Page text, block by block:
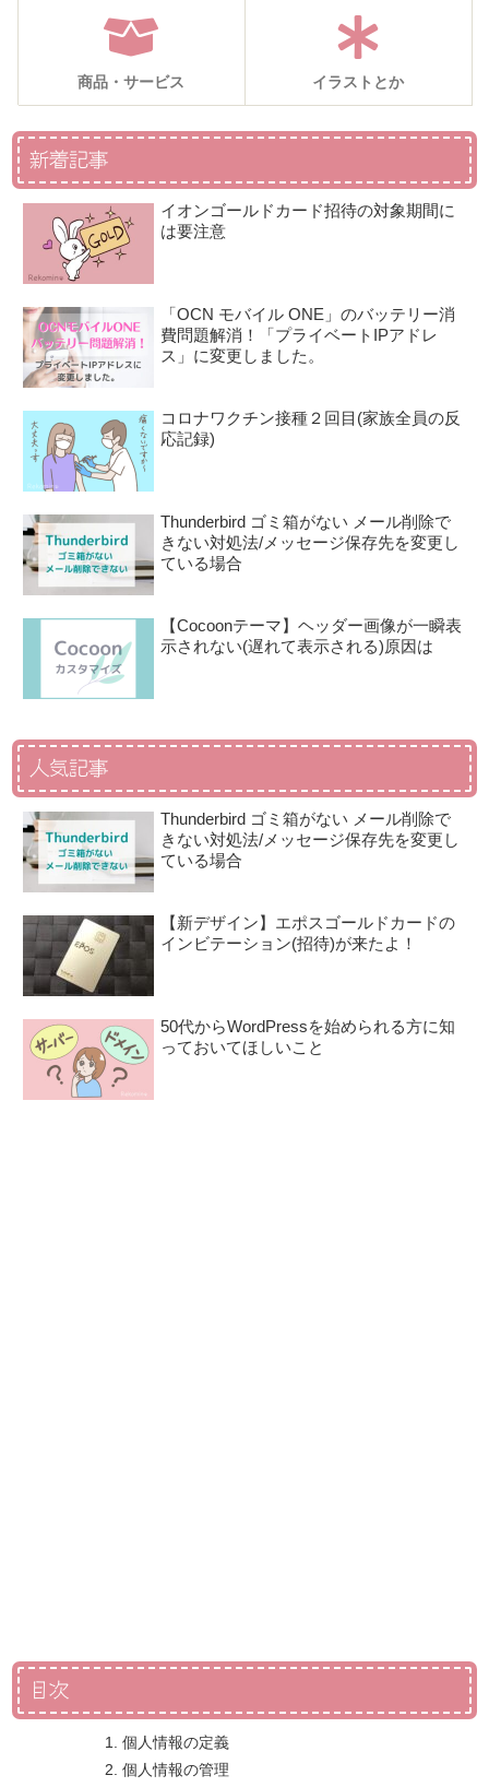
商品・サービス イラストとか
新着記事
イオンゴールドカード招待の対象期間に
は要注意
「OCN モバイル ONE」のバッテリー消
費問題解消！「プライベートIPアドレ
ス」に変更しました。
コロナワクチン接種２回目(家族全員の反
応記録)
Thunderbird ゴミ箱がない メール削除で
きない対処法/メッセージ保存先を変更し
ている場合
【Cocoonテーマ】ヘッダー画像が一瞬表
示されない(遅れて表示される)原因は
人気記事
Thunderbird ゴミ箱がない メール削除で
きない対処法/メッセージ保存先を変更し
ている場合
【新デザイン】エポスゴールドカードの
インビテーション(招待)が来たよ！
50代からWordPressを始められる方に知
っておいてほしいこと
目次
個人情報の定義
個人情報の管理